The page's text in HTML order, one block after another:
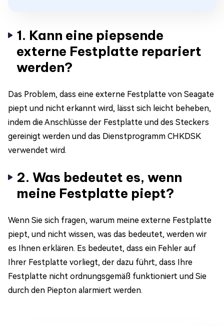
1. Kann eine piepsende
externe Festplatte repariert
werden?
Das Problem, dass eine externe Festplatte von Seagate
piept und nicht erkannt wird, lässt sich leicht beheben,
indem die Anschlüsse der Festplatte und des Steckers
gereinigt werden und das Dienstprogramm CHKDSK
verwendet wird.
2. Was bedeutet es, wenn
meine Festplatte piept?
Wenn Sie sich fragen, warum meine externe Festplatte
piept, und nicht wissen, was das bedeutet, werden wir
es Ihnen erklären. Es bedeutet, dass ein Fehler auf
Ihrer Festplatte vorliegt, der dazu führt, dass Ihre
Festplatte nicht ordnungsgemäß funktioniert und Sie
durch den Piepton alarmiert werden.